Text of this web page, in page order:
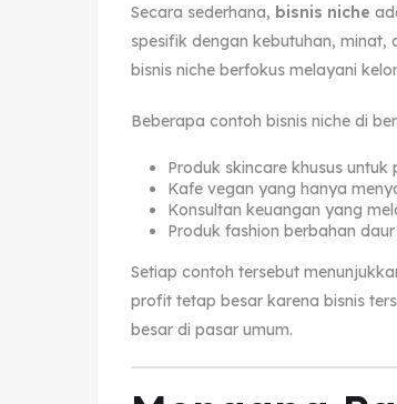
Secara sederhana, bisnis niche
spesifik dengan kebutuhan, minat,
bisnis niche berfokus melayani
Beberapa contoh bisnis niche di
Produk skincare khusus untuk
Kafe vegan yang hanya
Konsultan keuangan yang
Produk fashion berbahan
Setiap contoh tersebut
profit tetap besar karena bisnis
besar di pasar umum.